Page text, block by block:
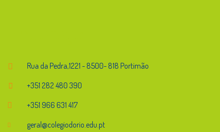
Rua da Pedra,1221 - 8500- 818 Portimão
+351 282 480 390
+351 966 631 417
geral@colegiodorio.edu.pt